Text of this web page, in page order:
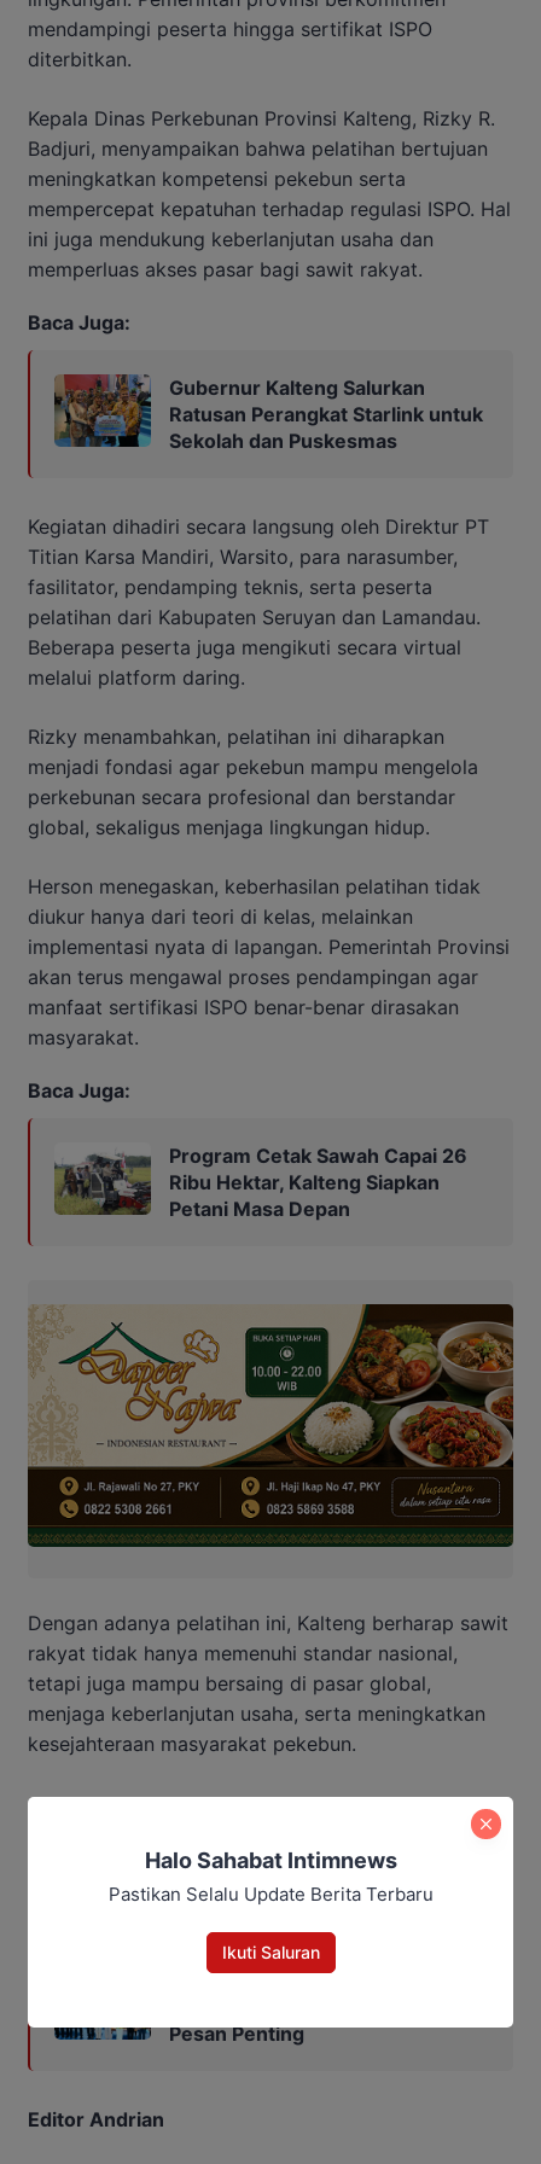
mendampingi peserta hingga sertifikat ISPO
diterbitkan.
Kepala Dinas Perkebunan Provinsi Kalteng, Rizky R.
Badjuri, menyampaikan bahwa pelatihan bertujuan
meningkatkan kompetensi pekebun serta
mempercepat kepatuhan terhadap regulasi ISPO. Hal
ini juga mendukung keberlanjutan usaha dan
memperluas akses pasar bagi sawit rakyat.
Baca Juga:
Gubernur Kalteng Salurkan
Ratusan Perangkat Starlink untuk
Sekolah dan Puskesmas
Kegiatan dihadiri secara langsung oleh Direktur PT
Titian Karsa Mandiri, Warsito, para narasumber,
fasilitator, pendamping teknis, serta peserta
pelatihan dari Kabupaten Seruyan dan Lamandau.
Beberapa peserta juga mengikuti secara virtual
melalui platform daring.
Rizky menambahkan, pelatihan ini diharapkan
menjadi fondasi agar pekebun mampu mengelola
perkebunan secara profesional dan berstandar
global, sekaligus menjaga lingkungan hidup.
Herson menegaskan, keberhasilan pelatihan tidak
diukur hanya dari teori di kelas, melainkan
implementasi nyata di lapangan. Pemerintah Provinsi
akan terus mengawal proses pendampingan agar
manfaat sertifikasi ISPO benar-benar dirasakan
masyarakat.
Baca Juga:
Program Cetak Sawah Capai 26
Ribu Hektar, Kalteng Siapkan
Petani Masa Depan
Dengan adanya pelatihan ini, Kalteng berharap sawit
rakyat tidak hanya memenuhi standar nasional,
tetapi juga mampu bersaing di pasar global,
menjaga keberlanjutan usaha, serta meningkatkan
kesejahteraan masyarakat pekebun.
Penulis Redha
Kumpulkan Kades se-Kalteng,
Pesan Penting
Editor Andrian
Halo Sahabat Intimnews
Pastikan Selalu Update Berita Terbaru
Ikuti Saluran